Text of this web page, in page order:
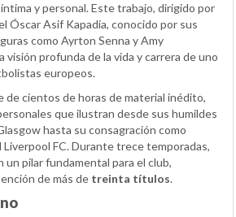
y personal. Este trabajo, dirigido por
Óscar Asif Kapadia, conocido por sus
como Ayrton Senna y Amy
visión profunda de la vida y carrera de uno
europeos.
de cientos de horas de material inédito,
que ilustran desde sus humildes
hasta su consagración como
FC. Durante trece temporadas,
un pilar fundamental para el club,
de más de treinta títulos.